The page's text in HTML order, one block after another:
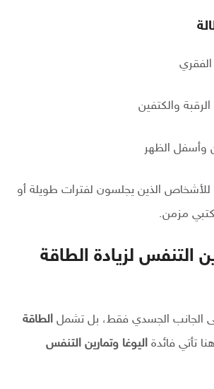
الفقري
والكتفين
وأسفل الظهر
للأشخاص الذين يجلسون لفترات طويلة أو
مزمن.
التنفس لزيادة الطاقة
الجانب الجسدي فقط، بل تشمل الطاقة
تأتي فائدة اليوغا وتمارين التنفس